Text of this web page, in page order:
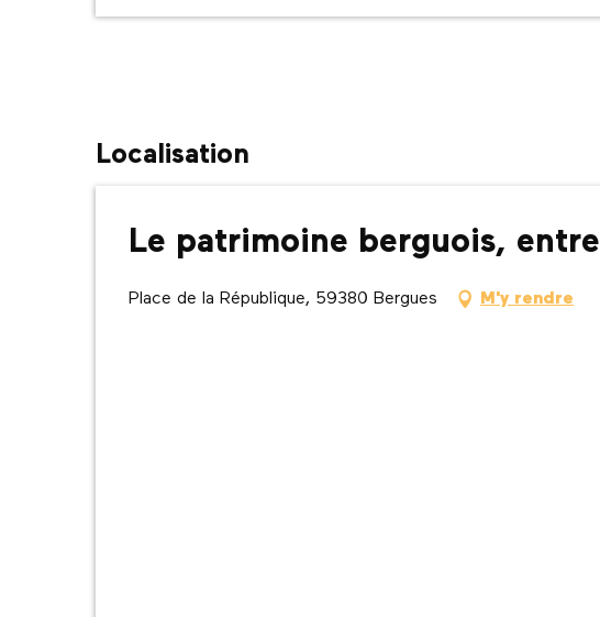
Localisation
Le patrimoine berguois,
Place de la République, 59380 Bergues M'y rendre